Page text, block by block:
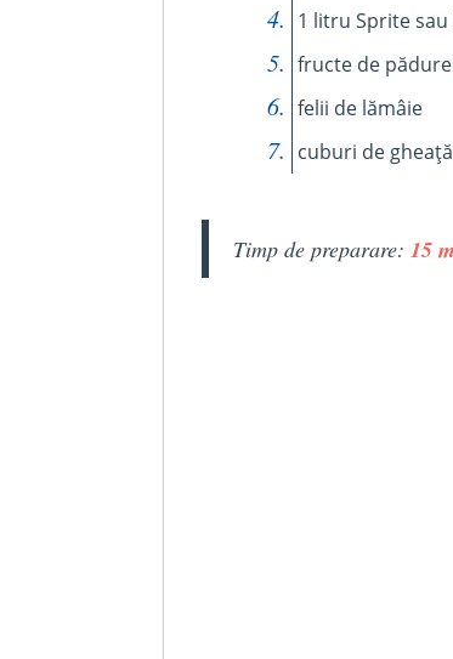
1 litru Sprite sau
fructe de
felii de lămâie
cuburi de gheață
Timp de preparare:15